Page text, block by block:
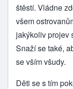
štěstí. Vládne
všem
jakýkoliv projev
Snaží se také,
se vším všudy.
Děti se s tím